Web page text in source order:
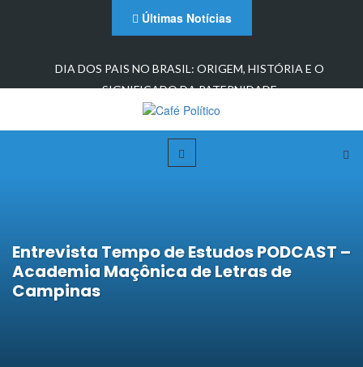
Últimas Notícias
DIA DOS PAIS NO BRASIL: ORIGEM, HISTÓRIA E O
SIGNIFICADO DA PATERNIDADE
Entrevista Tempo de Estudos PODCAST –
Academia Maçônica de Letras de
Campinas